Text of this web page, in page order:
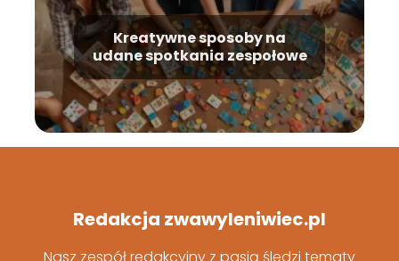
Kreatywne sposoby na
udane spotkania zespołowe
Redakcja zwawyleniwiec.pl